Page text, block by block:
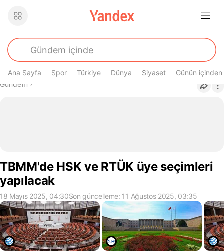
Ana Sayfa Spor Türkiye Dünya Siyaset Günün içinden
Buradasın
Gündem›
TBMM'de HSK ve RTÜK üye seçimleri
yapılacak
18 Mayıs 2025, 04:30Son güncelleme: 11 Ağustos 2025, 03:35